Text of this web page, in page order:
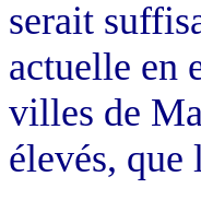
serait
actuelle en
villes de
élevés, que